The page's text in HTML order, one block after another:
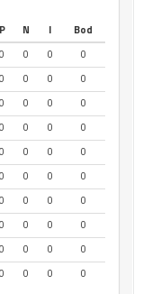
P N I
Bod
0 0 0
0
0 0 0
0
0 0 0
0
0 0 0
0
0 0 0
0
0 0 0
0
0 0 0
0
0 0 0
0
0 0 0
0
0 0 0 0